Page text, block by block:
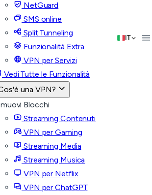
NetGuard
SMS online
Split Tunneling
Funzionalità Extra
VPN per Servizi
Vedi Tutte le Funzionalità
una VPN?
Blocchi
Streaming Contenuti
VPN per Gaming
Streaming Media
Streaming Musica
VPN per Netflix
VPN per ChatGPT
IT